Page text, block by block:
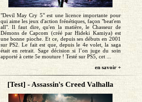
"Devil May Cry 5" est une licence importante pour
qui aime les jeux d'action frénétiques, façon "beat'em
all". Il faut dire, qu'en la matière, le Chasseur de
Démons de Capcom (créé par Hideki Kamiya) est
une bonne pioche. Et ce, depuis ses débuts en 2001
sur PS2. Le fait est que, depuis le 4e volet, la saga
était en retrait. Sage décision si l’on juge du soin
apporté à cette 5e mouture ! Testé sur PS5, cet ...
en savoir +
[Test] - Assassin's Creed Valhalla